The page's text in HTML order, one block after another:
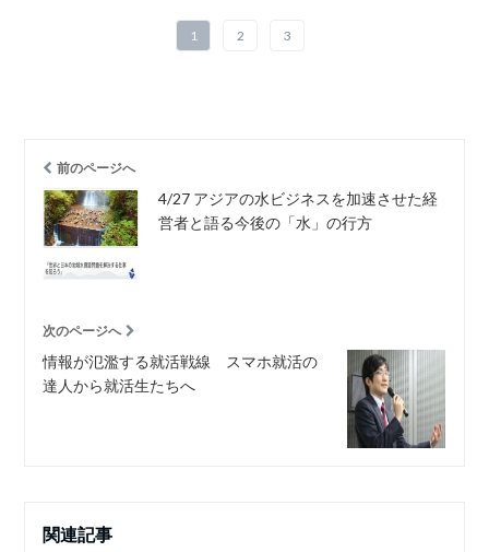
1 2 3
前のページへ
4/27 アジアの水ビジネスを加速させた経
営者と語る今後の「水」の行方
次のページへ
情報が氾濫する就活戦線 スマホ就活の
達人から就活生たちへ
関連記事